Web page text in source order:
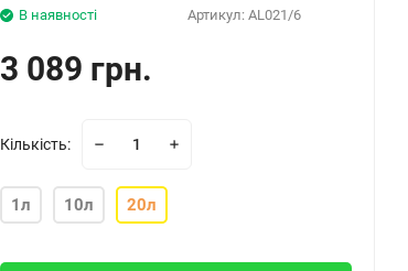
Артикул: AL021/6
В наявності
3 089 грн.
Кількість:
1л 10л 20л